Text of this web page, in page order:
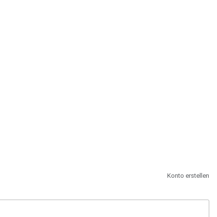
Konto erstellen